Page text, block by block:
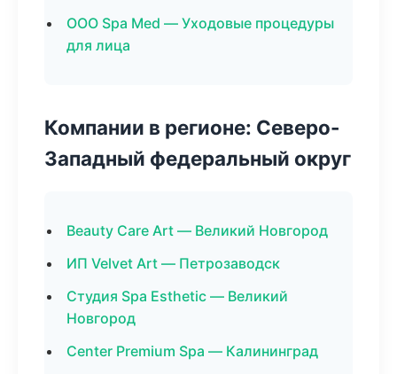
ООО Spa Med — Уходовые процедуры
для лица
Компании в регионе: Северо-
Западный федеральный округ
Beauty Care Art — Великий Новгород
ИП Velvet Art — Петрозаводск
Студия Spa Esthetic — Великий
Новгород
Center Premium Spa — Калининград